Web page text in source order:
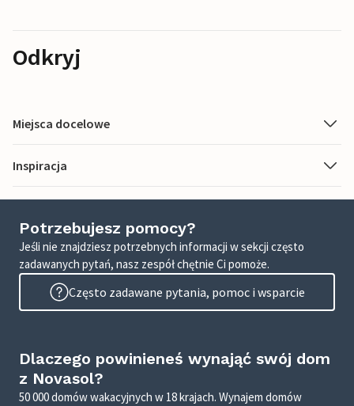
Odkryj
Miejsca docelowe
Inspiracja
Potrzebujesz pomocy?
Jeśli nie znajdziesz potrzebnych informacji w sekcji często
zadawanych pytań, nasz zespół chętnie Ci pomoże.
Często zadawane pytania, pomoc i wsparcie
Dlaczego powinieneś wynająć swój dom
z Novasol?
50 000 domów wakacyjnych w 18 krajach. Wynajem domów